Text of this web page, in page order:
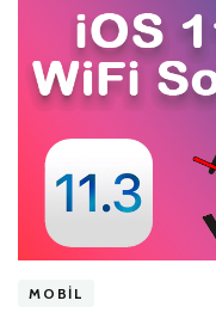
MOBIL